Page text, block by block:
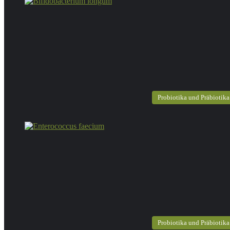
Probiotika und Präbiotika
Probiotika und Präbiotika